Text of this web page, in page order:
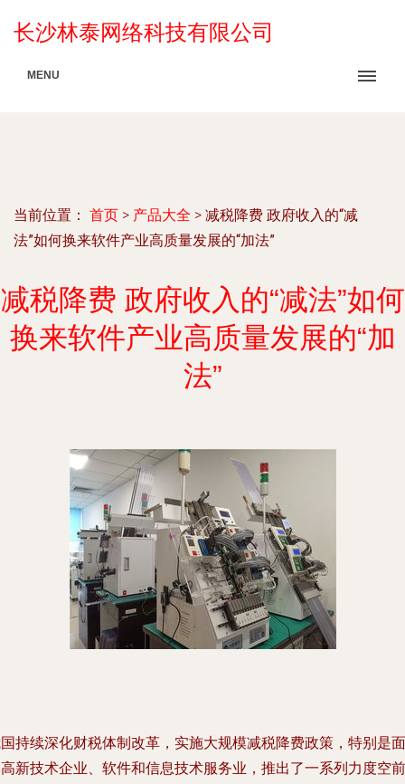
长沙林泰网络科技有限公司
MENU
当前位置： 首页 > 产品大全 > 减税降费 政府收入的“减
法”如何换来软件产业高质量发展的“加法”
减税降费 政府收入的“减法”如何
换来软件产业高质量发展的“加
法”
持续深化财税体制改革，实施大规模减税降费政策，特别是面
新技术企业、软件和信息技术服务业，推出了一系列力度空前